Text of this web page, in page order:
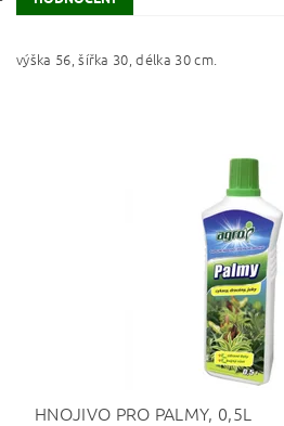
výška 56, šířka 30, délka 30 cm.
HNOJIVO PRO PALMY, 0,5L